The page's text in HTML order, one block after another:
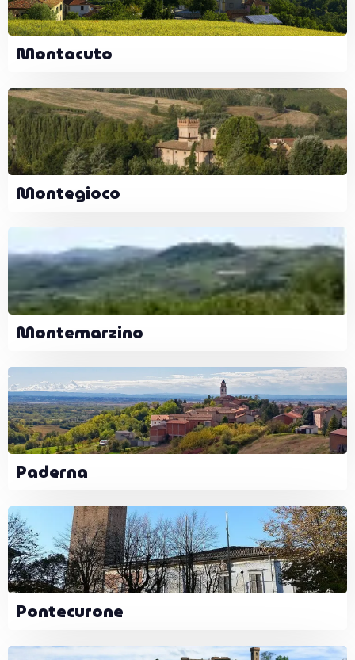
Montacuto
Montegioco
Montemarzino
Paderna
Pontecurone